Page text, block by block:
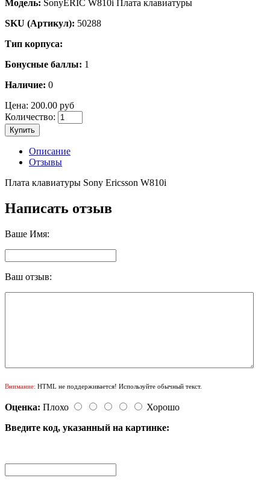
Модель: SonyERIC W810i Плата клавиатуры
SKU (Артикул): 50288
Тип корпуса:
Бонусные баллы: 1
Наличие: 0
Цена: 200.00 руб
Количество:
Купить
Описание
Отзывы
Плата клавиатуры Sony Ericsson W810i
Написать отзыв
Ваше Имя:
Ваш отзыв:
Внимание: HTML не поддерживается! Используйте обычный текст.
Оценка: Плохо
Хорошо
Введите код, указанный на картинке: